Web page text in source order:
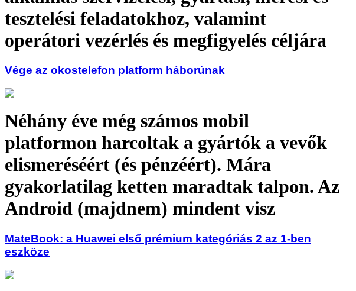
tesztelési feladatokhoz, valamint
operátori vezérlés és megfigyelés céljára
Vége az okostelefon platform háborúnak
Néhány éve még számos mobil
platformon harcoltak a gyártók a vevők
elismeréséért (és pénzéért). Mára
gyakorlatilag ketten maradtak talpon. Az
Android (majdnem) mindent visz
MateBook: a Huawei első prémium kategóriás 2 az 1-ben
eszköze